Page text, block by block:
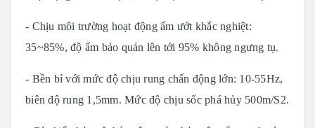
- Chịu môi trường hoạt động ẩm ướt khắc nghiệt:
35~85%, độ ẩm bảo quản lên tới 95% không ngưng tụ.
- Bền bỉ với mức độ chịu rung chấn động lớn: 10-55Hz,
biên độ rung 1,5mm. Mức độ chịu sốc phá hủy 500m/S2.